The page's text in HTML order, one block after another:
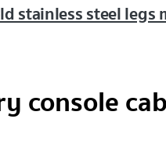
stainless steel legs
console